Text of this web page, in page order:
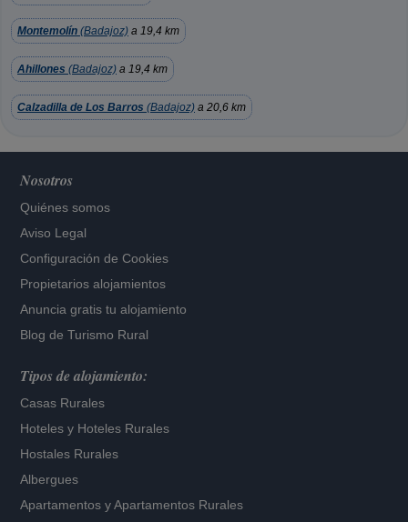
Montemolín (Badajoz) a 19,4 km
Ahillones (Badajoz) a 19,4 km
Calzadilla de Los Barros (Badajoz) a 20,6 km
Nosotros
Quiénes somos
Aviso Legal
Configuración de Cookies
Propietarios alojamientos
Anuncia gratis tu alojamiento
Blog de Turismo Rural
Tipos de alojamiento:
Casas Rurales
Hoteles y Hoteles Rurales
Hostales Rurales
Albergues
Apartamentos yApartamentos Rurales